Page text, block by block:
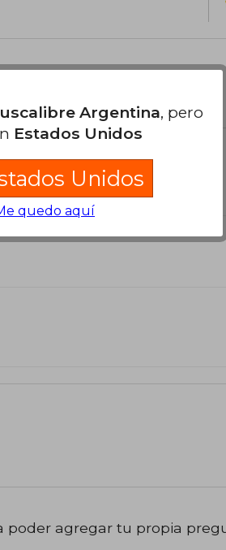
poder agregar tu propia
Argentina, pero
Estados Unidos
Unidos
quedo aquí